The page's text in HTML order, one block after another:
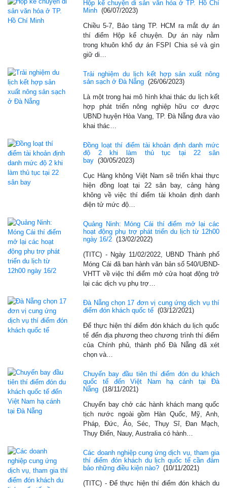
Hộp kể chuyện di sản văn hóa ở TP. Hồ Chí
Minh (06/07/2023)
Chiều 5-7, Bảo tàng TP. HCM ra mắt dự án
thí điểm Hộp kể chuyện. Dự án này nằm
trong khuôn khổ dự án FSPI Chia sẻ và gìn
giữ di…
Trải nghiệm du lịch kết hợp sản xuất nông
sản sạch ở Đà Nẵng (26/06/2023)
Là một trong hai mô hình khai thác du lịch kết
hợp phát triển nông nghiệp hữu cơ được
UBND huyện Hòa Vang, TP. Đà Nẵng đưa vào
khai thác…
Đồng loạt thí điểm tài khoản định danh mức
độ 2 khi làm thủ tục tại 22 sân
bay (30/05/2023)
Cục Hàng không Việt Nam sẽ triển khai thực
hiện đồng loạt tại 22 sân bay, cảng hàng
không về việc thí điểm tài khoản định danh
điện tử mức độ…
Quảng Ninh: Móng Cái thí điểm mở lại các
hoạt động phụ trợ phát triển du lịch từ 12h00
ngày 16/2 (13/02/2022)
(TITC) - Ngày 11/02/2022, UBND Thành phố
Móng Cái đã ban hành văn bản số 540/UBND-
VHTT về việc thí điểm mở cửa hoạt động trở
lại các dịch vụ phụ trợ…
Đà Nẵng chọn 17 đơn vị cung ứng dịch vụ thí
điểm đón khách quốc tế (03/12/2021)
Để thực hiện thí điểm đón khách du lịch quốc
tế đến địa phương theo chương trình thí điểm
của Chính phủ, thành phố Đà Nẵng đã xét
chọn và…
Chuyến bay đầu tiên thí điểm đón du khách
quốc tế đến Việt Nam hạ cánh tại Đà
Nẵng (18/11/2021)
Chuyến bay chở các hành khách mang quốc
tịch nước ngoài gồm Hàn Quốc, Mỹ, Anh,
Pháp, Đức, Áo, Séc, Thụy Sĩ, Đan Mạch,
Thụy Điển, Nauy, Australia có hành…
Các doanh nghiệp cung ứng dịch vụ, tham gia
thí điểm đón khách du lịch quốc tế cần đảm
bảo những điều kiện nào? (10/11/2021)
(TITC) - Để thực hiện thí điểm đón khách du